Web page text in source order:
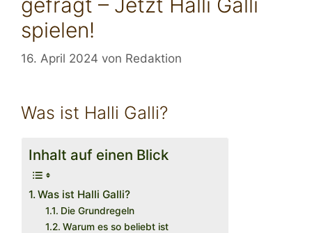
spielen!
16. April 2024 von Redaktion
Was ist Halli Galli?
Inhalt auf einen Blick
Was ist Halli Galli?
Die Grundregeln
Warum es so beliebt ist